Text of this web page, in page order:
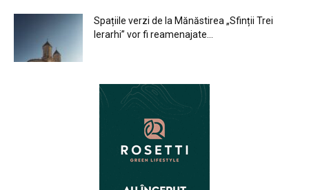
Spațiile verzi de la Mănăstirea „Sfinții Trei
Ierarhi” vor fi reamenajate...